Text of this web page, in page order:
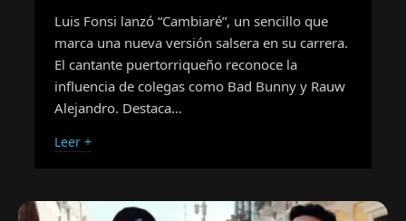
Luis Fonsi lanzó “Cambiaré”, un sencillo que
marca una nueva versión salsera en su carrera.
El cantante puertorriqueño reconoce la
influencia de colegas como Bad Bunny y Rauw
Alejandro. Destaca…
Leer +